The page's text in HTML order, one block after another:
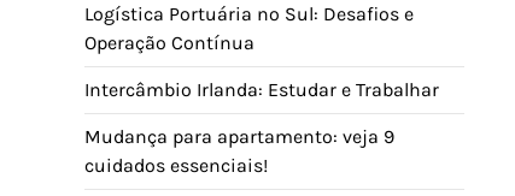
Logística Portuária no Sul: Desafios e
Operação Contínua
Intercâmbio Irlanda: Estudar e Trabalhar
Mudança para apartamento: veja 9
cuidados essenciais!